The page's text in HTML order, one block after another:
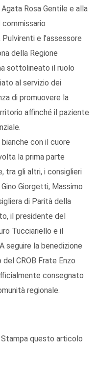
Rosa Gentile e alla
Pulvirenti e l’assessore
della Regione
sottolineato il ruolo
al servizio dei
di promuovere la
affinché il paziente
con il cuore
la prima parte
tra gli altri, i consiglieri
Giorgetti, Massimo
di Parità della
il presidente del
Tucciariello e il
seguire la benedizione
CROB Frate Enzo
consegnato
regionale.
Stampa questo articolo